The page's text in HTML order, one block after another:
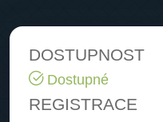
DOSTUPNOST
Dostupné
REGISTRACE